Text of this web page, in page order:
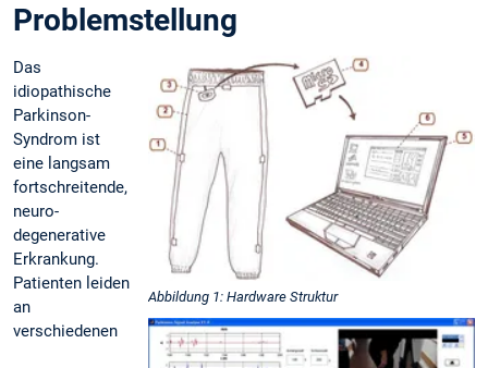
Problemstellung
Abbildung 1: Hardware Struktur
Das
idiopathische
Parkinson-
Syndrom ist
eine langsam
fortschreitende,
neuro-
degenerative
Erkrankung.
Patienten leiden
an
verschiedenen